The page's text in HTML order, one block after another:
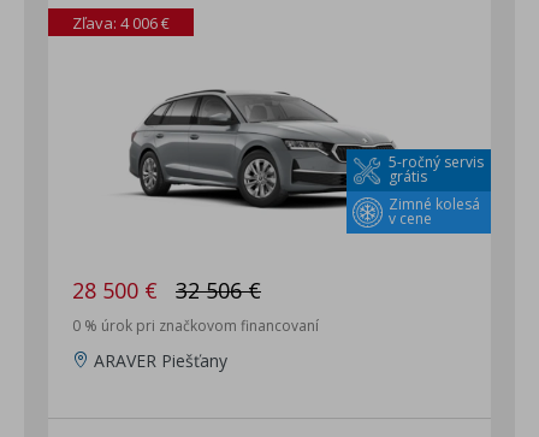
Zimné kolesá
v cene
5-ročný servis
grátis
Zľava: 4 006 €
28 500 € 32 506 €
0 % úrok pri značkovom financovaní
ARAVER Piešťany